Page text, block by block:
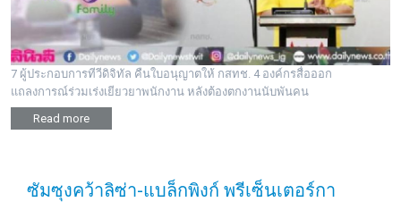
7 ผู้ประกอบการทีวีดิจิทัล คืนใบอนุญาตให้ กสทช. 4 องค์กรสื่อออก
แถลงการณ์ร่วมเร่งเยียวยาพนักงาน หลังต้องตกงานนับพันคน
Read more
ซัมซุงคว้าลิซ่า-แบล็กพิงก์ พรีเซ็นเตอร์กา